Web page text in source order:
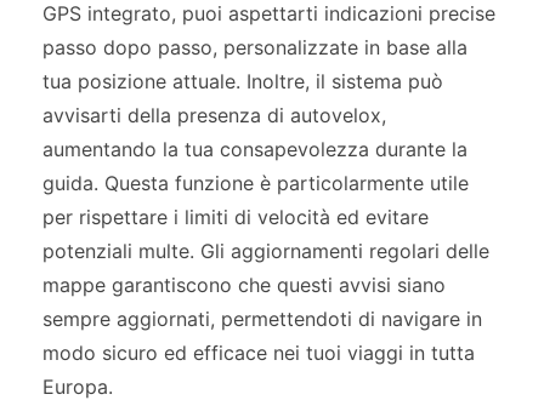
GPS integrato, puoi aspettarti indicazioni precise
passo dopo passo, personalizzate in base alla
tua posizione attuale. Inoltre, il sistema può
avvisarti della presenza di autovelox,
aumentando la tua consapevolezza durante la
guida. Questa funzione è particolarmente utile
per rispettare i limiti di velocità ed evitare
potenziali multe. Gli aggiornamenti regolari delle
mappe garantiscono che questi avvisi siano
sempre aggiornati, permettendoti di navigare in
modo sicuro ed efficace nei tuoi viaggi in tutta
Europa.